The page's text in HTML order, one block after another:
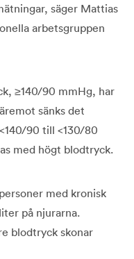
säger Mattias
arbetsgruppen
≥140/90 mmHg, har
sänks det
90 till <130/80
med högt blodtryck.
med kronisk
på njurarna.
blodtryck skonar